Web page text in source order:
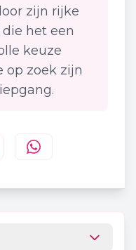
zijn rijke
het een
keuze
op zoek zijn
op
deze pagina op
Deel deze pagina